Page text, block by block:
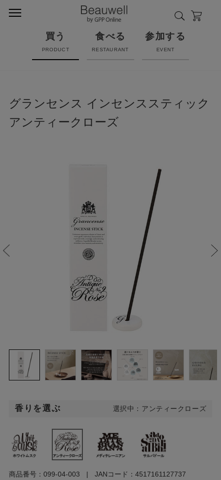
買う
PRODUCT
食べる
RESTAURANT
参加する
EVENT
グランセンス インセンススティック
アンティークローズ
香りを選ぶ 選択中：アンティークローズ
商品番号： 099-04-003 JANコード： 4517161127737